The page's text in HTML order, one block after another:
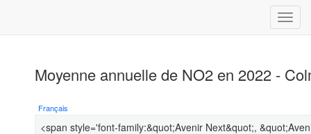
Moyenne annuelle de NO2 en 2022 -
Français
<span style='font-family:&quot;Avenir Next&quot;,